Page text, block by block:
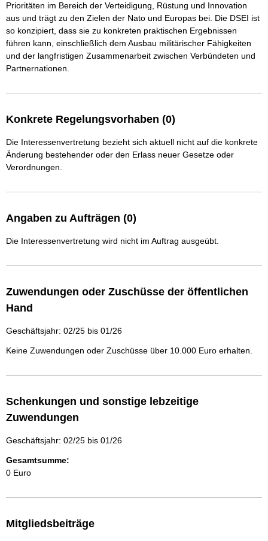
Prioritäten im Bereich der Verteidigung, Rüstung und Innovation
aus und trägt zu den Zielen der Nato und Europas bei. Die DSEI ist
so konzipiert, dass sie zu konkreten praktischen Ergebnissen
führen kann, einschließlich dem Ausbau militärischer Fähigkeiten
und der langfristigen Zusammenarbeit zwischen Verbündeten und
Partnernationen.
Konkrete Regelungsvorhaben (0)
Die Interessenvertretung bezieht sich aktuell nicht auf die konkrete
Änderung bestehender oder den Erlass neuer Gesetze oder
Verordnungen.
Angaben zu Aufträgen (0)
Die Interessenvertretung wird nicht im Auftrag ausgeübt.
Zuwendungen oder Zuschüsse der öffentlichen
Hand
Geschäftsjahr: 02/25 bis 01/26
Keine Zuwendungen oder Zuschüsse über 10.000 Euro erhalten.
Schenkungen und sonstige lebzeitige
Zuwendungen
Geschäftsjahr: 02/25 bis 01/26
Gesamtsumme:
0 Euro
Mitgliedsbeiträge